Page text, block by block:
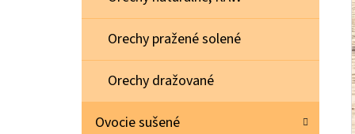
R
E
Orechy pražené solené
Orechy dražované
Ovocie sušené